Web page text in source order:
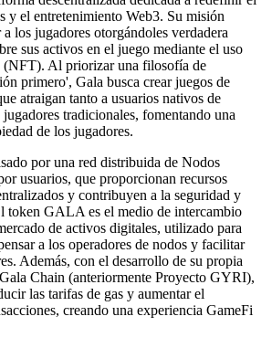
y el entretenimiento Web3. Su misión
los jugadores otorgándoles verdadera
sus activos en el juego mediante el uso
(NFT). Al priorizar una filosofía de
primero', Gala busca crear juegos de
atraigan tanto a usuarios nativos de
tradicionales, fomentando una
de los jugadores.
por una red distribuida de Nodos
usuarios, que proporcionan recursos
y contribuyen a la seguridad y
token GALA es el medio de intercambio
de activos digitales, utilizado para
a los operadores de nodos y facilitar
Además, con el desarrollo de su propia
Chain (anteriormente Proyecto GYRI),
las tarifas de gas y aumentar el
creando una experiencia GameFi